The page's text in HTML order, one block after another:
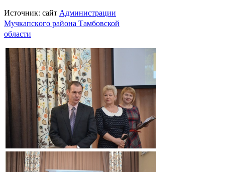
Источник: сайтАдминистрации
Мучкапского района Тамбовской
области